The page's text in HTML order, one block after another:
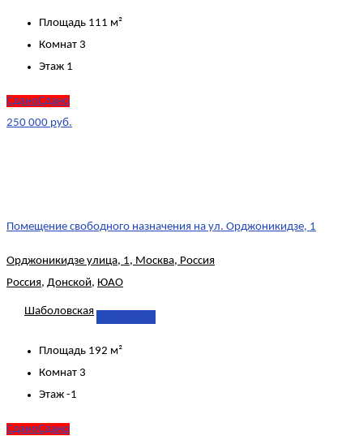
Площадь 111 м²
Комнат 3
Этаж 1
СданоСдано
250 000 руб.
Помещение свободного назначения на ул. Орджоникидзе, 1
Орджоникидзе улица, 1, Москва, Россия
Россия, Донской, ЮАО
Шаболовская
Площадь 192 м²
Комнат 3
Этаж -1
СданоСдано